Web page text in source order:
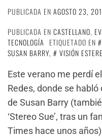
PUBLICADA EN AGOSTO 23,
PUBLICADA EN CASTELLANO,
TECNOLOGÍA
ETIQUETADO EN
SUSAN BARRY,
VISIÓN
Este verano me perdí
Redes, donde se
de Susan Barry
‘Stereo Sue’, tras un
Times hace unos